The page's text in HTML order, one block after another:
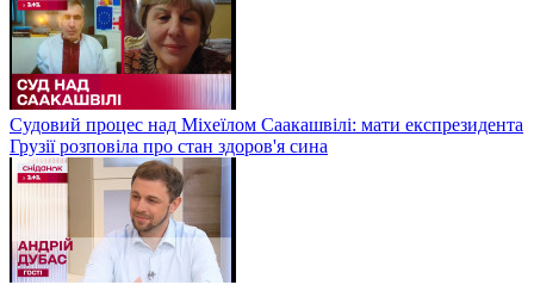
Судовий процес над Міхеїлом Саакашвілі: мати експрезидента
Грузії розповіла про стан здоров'я сина